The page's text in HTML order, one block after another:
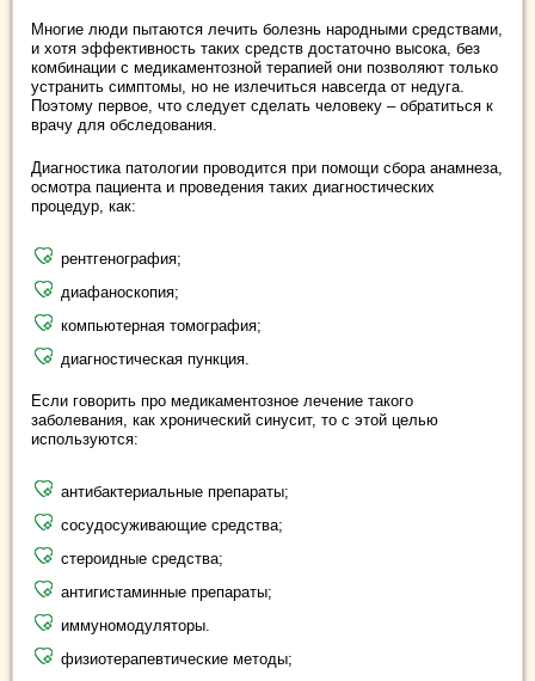
Многие люди пытаются лечить болезнь народными средствами,
и хотя эффективность таких средств достаточно высока, без
комбинации с медикаментозной терапией они позволяют только
устранить симптомы, но не излечиться навсегда от недуга.
Поэтому первое, что следует сделать человеку – обратиться к
врачу для обследования.
Диагностика патологии проводится при помощи сбора анамнеза,
осмотра пациента и проведения таких диагностических
процедур, как:
рентгенография;
диафаноскопия;
компьютерная томография;
диагностическая пункция.
Если говорить про медикаментозное лечение такого
заболевания, как хронический синусит, то с этой целью
используются:
антибактериальные препараты;
сосудосуживающие средства;
стероидные средства;
антигистаминные препараты;
иммуномодуляторы.
физиотерапевтические методы;